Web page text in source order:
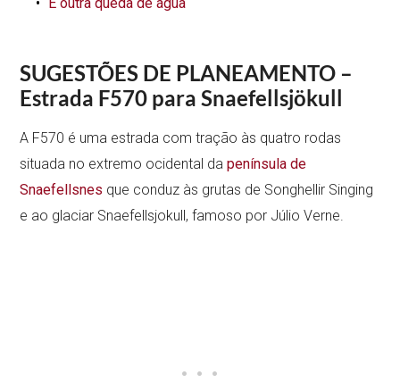
SUGESTÕES DE PLANEAMENTO –
Estrada F570 para Snaefellsjökull
A F570 é uma estrada com tração às quatro rodas
situada no extremo ocidental dapenínsula de
Snaefellsnes que conduz às grutas de Songhellir Singing
e ao glaciar Snaefellsjokull, famoso por Júlio Verne.